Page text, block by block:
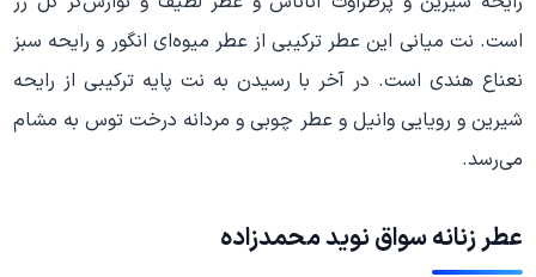
است. نت میانی این عطر ترکیبی از عطر میوه‌ای انگور و رایحه سبز
نعناع هندی است. در آخر با رسیدن به نت پایه ترکیبی از رایحه
شیرین و رویایی وانیل و عطر چوبی و مردانه درخت توس به مشام
می‌رسد.
عطر زنانه سواق نوید محمدزاده